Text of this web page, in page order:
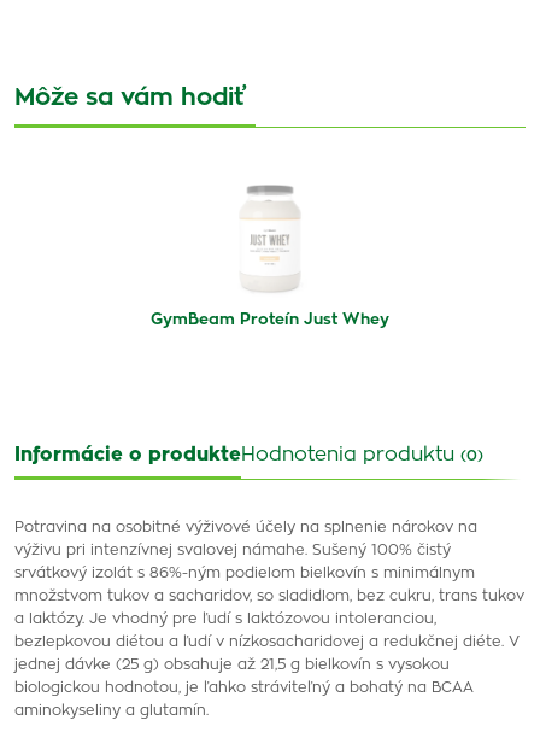
Môže sa vám hodiť
GymBeam Proteín Just Whey
Informácie o produkteHodnotenia produktu (0)
Potravina na osobitné výživové účely na splnenie nárokov na
výživu pri intenzívnej svalovej námahe. Sušený 100% čistý
srvátkový izolát s 86%-ným podielom bielkovín s minimálnym
množstvom tukov a sacharidov, so sladidlom, bez cukru, trans tukov
a laktózy. Je vhodný pre ľudí s laktózovou intoleranciou,
bezlepkovou diétou a ľudí v nízkosacharidovej a redukčnej diéte. V
jednej dávke (25 g) obsahuje až 21,5 g bielkovín s vysokou
biologickou hodnotou, je ľahko stráviteľný a bohatý na BCAA
aminokyseliny a glutamín.